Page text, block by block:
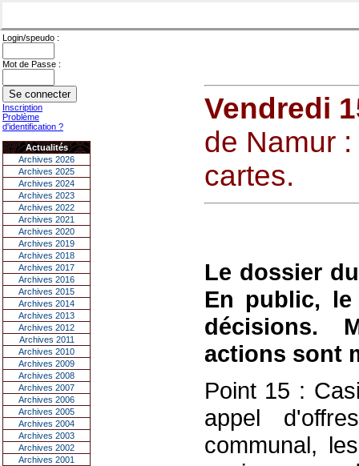
Login/speudo :
Mot de Passe :
Inscription
Problème
d'identification ?
Actualités
Archives 2026
Archives 2025
Archives 2024
Archives 2023
Archives 2022
Archives 2021
Archives 2020
Archives 2019
Archives 2018
Archives 2017
Archives 2016
Archives 2015
Archives 2014
Archives 2013
Archives 2012
Archives 2011
Archives 2010
Archives 2009
Archives 2008
Archives 2007
Archives 2006
Archives 2005
Archives 2004
Archives 2003
Archives 2002
Archives 2001
Vendredi
de Namur
cartes.
Le dossier
En public,
décisions.
actions sont
Point 15 :
appel
communal,